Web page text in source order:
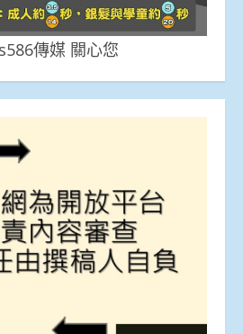
傳媒 關心您